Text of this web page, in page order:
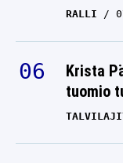
RALLI
Krista
tuomio